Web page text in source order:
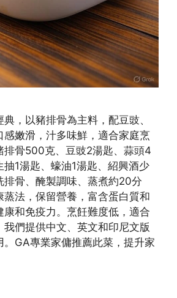
，以豬排骨為主料，配豆豉、
感嫩滑，汁多味鮮，適合家庭烹
排骨500克、豆豉2湯匙、蒜頭4
抽1湯匙、蠔油1湯匙、紹興酒少
排骨、醃製調味、蒸煮約20分
蒸法，保留營養，富含蛋白質和
康和免疫力。烹飪難度低，適合
我們提供中文、英文和印尼文版
。GA專業家傭推薦此菜，提升家